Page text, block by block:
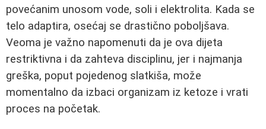
povećanim unosom vode, soli i elektrolita. Kada se
telo adaptira, osećaj se drastično poboljšava.
Veoma je važno napomenuti da je ova dijeta
restriktivna i da zahteva disciplinu, jer i najmanja
greška, poput pojedenog slatkiša, može
momentalno da izbaci organizam iz ketoze i vrati
proces na početak.